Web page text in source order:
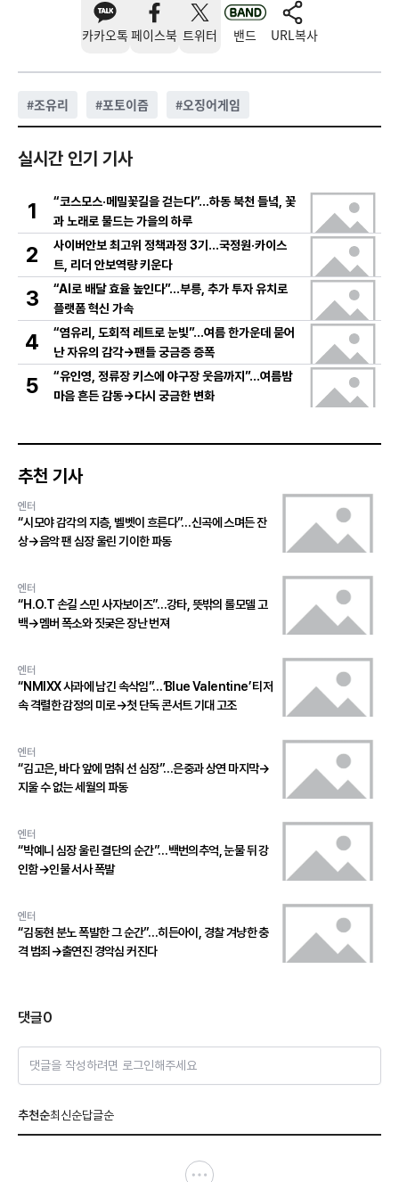
카카오톡 페이스북 트위터 밴드 URL복사
#조유리 #포토이즘 #오징어게임
실시간 인기 기사
1
“코스모스·메밀꽃길을 걷는다”…하동 북천 들녘, 꽃
과 노래로 물드는 가을의 하루
2
사이버안보 최고위 정책과정 3기…국정원·카이스
트, 리더 안보역량 키운다
3
“AI로 배달 효율 높인다”…부릉, 추가 투자 유치로
플랫폼 혁신 가속
4
“염유리, 도회적 레트로 눈빛”…여름 한가운데 묻어
난 자유의 감각→팬들 궁금증 증폭
5
“유인영, 정류장 키스에 야구장 웃음까지”…여름밤
마음 흔든 감동→다시 궁금한 변화
추천 기사
엔터
“시모야 감각의 지층, 벨벳이 흐른다”…신곡에 스며든 잔
상→음악 팬 심장 울린 기이한 파동
엔터
“H.O.T 손길 스민 사자보이즈”…강타, 뜻밖의 롤모델 고
백→멤버 폭소와 짓궂은 장난 번져
엔터
“NMIXX 사과에 남긴 속삭임”…‘Blue Valentine’ 티저
속 격렬한 감정의 미로→첫 단독 콘서트 기대 고조
엔터
“김고은, 바다 앞에 멈춰 선 심장”…은중과 상연 마지막→
지울 수 없는 세월의 파동
엔터
“박예니 심장 울린 결단의 순간”…백번의추억, 눈물 뒤 강
인함→인물 서사 폭발
엔터
“김동현 분노 폭발한 그 순간”…히든아이, 경찰 겨냥한 충
격 범죄→출연진 경악심 커진다
댓글0
댓글을 작성하려면 로그인해주세요
추천순최신순답글순